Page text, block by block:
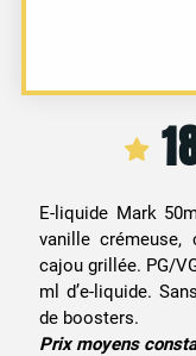
E-liquide Mark
vanille
cajou grillée. PG/
ml d’e-liquide.
de boosters.
Prix moyens